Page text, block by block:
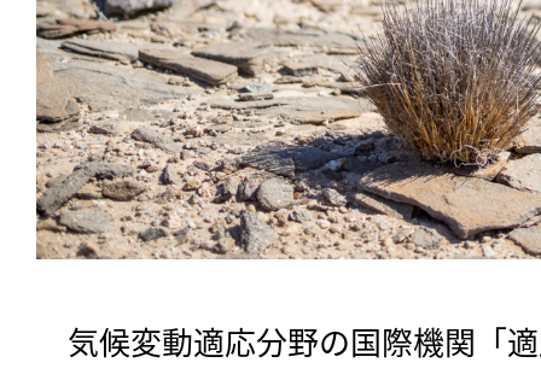
気候変動適応分野の国際機関「